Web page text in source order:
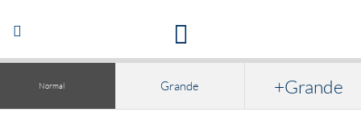
Abrir/Cerrar
navegación
Normal Grande +Grande